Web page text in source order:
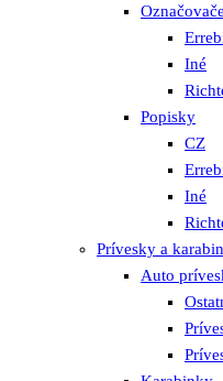
Označovače
Iné
Popisky
CZ
Iné
Prívesky a
Auto